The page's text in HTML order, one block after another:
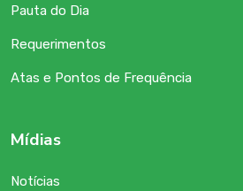
Pauta do Dia
Requerimentos
Atas e Pontos de Frequência
Mídias
Notícias